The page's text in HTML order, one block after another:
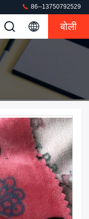
86--13750792529
बोली